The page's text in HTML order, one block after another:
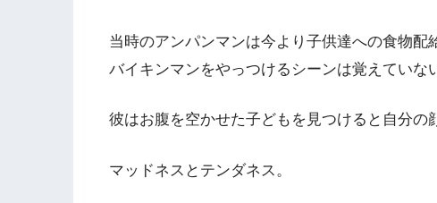
当時のアンパンマンは今より子供達への食物配
バイキンマンをやっつけるシーンは覚えていな
彼はお腹を空かせた子どもを見つけると自分の
マッドネスとテンダネス。